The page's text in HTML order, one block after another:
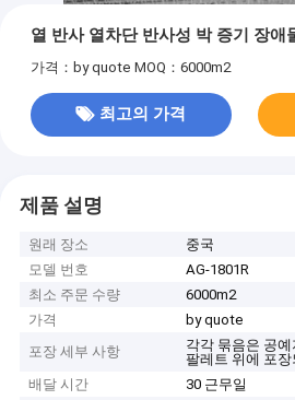
열 반사 열차단 반사성 박 증기 장애
가격：by quote MOQ：6000m2
최고의 가격
제품 설명
원래 장소
중국
모델 번호
AG-1801R
최소 주문 수량
6000m2
가격
by quote
포장 세부 사항
각각 묶음은 공
팔레트 위에 포
배달 시간
30 근무일